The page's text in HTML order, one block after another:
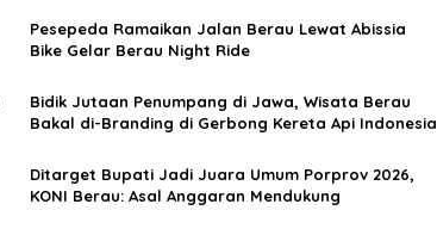
Pesepeda Ramaikan Jalan Berau Lewat Abissia
Bike Gelar Berau Night Ride
Bidik Jutaan Penumpang di Jawa, Wisata Berau
Bakal di-Branding di Gerbong Kereta Api Indonesia
Ditarget Bupati Jadi Juara Umum Porprov 2026,
KONI Berau: Asal Anggaran Mendukung